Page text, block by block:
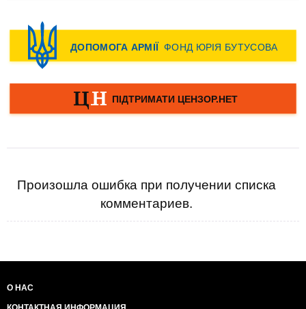
Произошла ошибка при получении списка
комментариев.
О НАС